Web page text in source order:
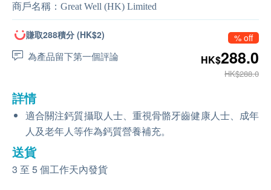
商戶名稱： Great Well (HK) Limited
賺取288積分 (HK$2)
為產品留下第一個評論
% off
HK$288.0
HK$288.0
詳情
適合關注鈣質攝取人士、重視骨骼牙齒健康人士、成年
人及老年人等作為鈣質營養補充。
送貨
3 至 5 個工作天內發貨